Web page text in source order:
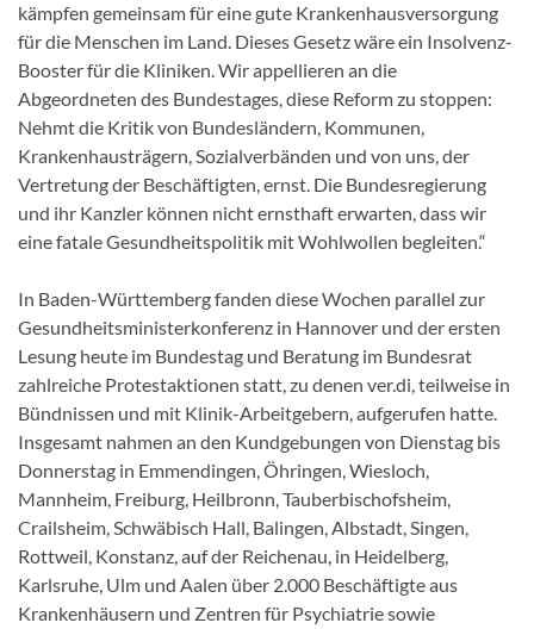
kämpfen gemeinsam für eine gute Krankenhausversorgung
für die Menschen im Land. Dieses Gesetz wäre ein Insolvenz-
Booster für die Kliniken. Wir appellieren an die
Abgeordneten des Bundestages, diese Reform zu stoppen:
Nehmt die Kritik von Bundesländern, Kommunen,
Krankenhausträgern, Sozialverbänden und von uns, der
Vertretung der Beschäftigten, ernst. Die Bundesregierung
und ihr Kanzler können nicht ernsthaft erwarten, dass wir
eine fatale Gesundheitspolitik mit Wohlwollen begleiten.“
In Baden-Württemberg fanden diese Wochen parallel zur
Gesundheitsministerkonferenz in Hannover und der ersten
Lesung heute im Bundestag und Beratung im Bundesrat
zahlreiche Protestaktionen statt, zu denen ver.di, teilweise in
Bündnissen und mit Klinik-Arbeitgebern, aufgerufen hatte.
Insgesamt nahmen an den Kundgebungen von Dienstag bis
Donnerstag in Emmendingen, Öhringen, Wiesloch,
Mannheim, Freiburg, Heilbronn, Tauberbischofsheim,
Crailsheim, Schwäbisch Hall, Balingen, Albstadt, Singen,
Rottweil, Konstanz, auf der Reichenau, in Heidelberg,
Karlsruhe, Ulm und Aalen über 2.000 Beschäftigte aus
Krankenhäusern und Zentren für Psychiatrie sowie